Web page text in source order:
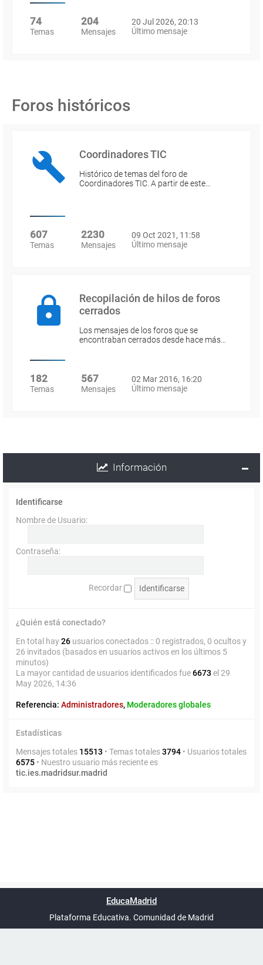
74
Temas
204
Mensajes
20 Jul 2026, 20:13
Último mensaje
Foros históricos
Coordinadores TIC
Histórico de temas del foro de
Coordinadores TIC. A partir de este…
607
Temas
2230
Mensajes
09 Oct 2021, 11:58
Último mensaje
Recopilación de hilos de foros
cerrados
Los mensajes de los foros que se
encontraban cerrados desde hace más…
182
Temas
567
Mensajes
02 Mar 2016, 16:20
Último mensaje
Información
Identificarse
Nombre de Usuario:
Contraseña:
Recordar
¿Quién está conectado?
En total hay26 usuarios conectados :: 0 registrados, 0 ocultos y
26 invitados (basados en usuarios activos en los últimos 5
minutos)
La mayor cantidad de usuarios identificados fue6673 el 29
May 2026, 14:36
Referencia: Administradores, Moderadores globales
Estadísticas
Mensajes totales 15513 • Temas totales3794 • Usuarios totales
6575 • Nuestro usuario más reciente es
tic.ies.madridsur.madrid
UTC+02:00
phpBB España
EducaMadrid
Plataforma Educativa. Comunidad de Madrid